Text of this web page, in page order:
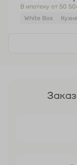
В ипотеку от 50
White Box